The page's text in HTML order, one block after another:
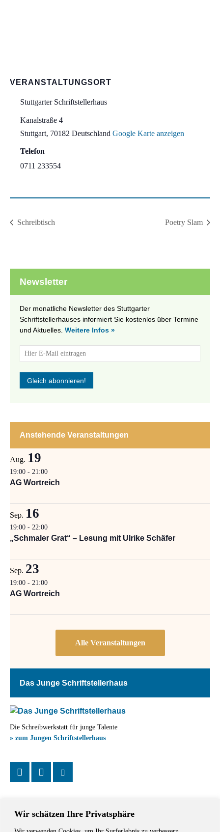
Wir schätzen Ihre Privatsphäre
VERANSTALTUNGSORT
Stuttgarter Schriftstellerhaus
Kanalstraße 4
Stuttgart, 70182 Deutschland Google Karte anzeigen
Telefon
0711 233554
Schreibtisch Poetry Slam
Newsletter
Der monatliche Newsletter des Stuttgarter
Schriftstellerhauses informiert Sie kostenlos über Termine
und Aktuelles. Weitere Infos »
Anstehende Veranstaltungen
Aug. 19
19:00 - 21:00
AG Wortreich
Sep. 16
19:00 - 22:00
„Schmaler Grat“ – Lesung mit Ulrike Schäfer
Sep. 23
19:00 - 21:00
AG Wortreich
Das Junge Schriftstellerhaus
Die Schreibwerkstatt für junge Talente
» zum Jungen Schriftstellerhaus